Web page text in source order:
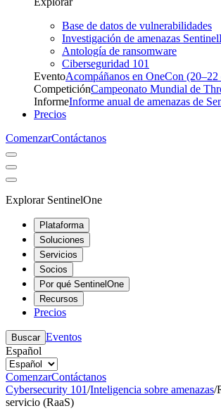
Base de datos de vulnerabilidades
Investigación de amenazas
Antología de ransomware
Ciberseguridad 101
EventoAcompáñanos en OneCon
CompeticiónCampeonato Mundial de
InformeInforme anual de amenazas de
Precios
ComenzarContáctanos
Explorar SentinelOne
Plataforma
Soluciones
Servicios
Socios
Por qué SentinelOne
Recursos
Precios
Buscar Eventos
Español
ComenzarContáctanos
Cybersecurity 101/Inteligencia sobre amenazas/
servicio (RaaS)